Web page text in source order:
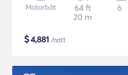
Motorbåt
64 ft
20 m
6
$4,881 /natt